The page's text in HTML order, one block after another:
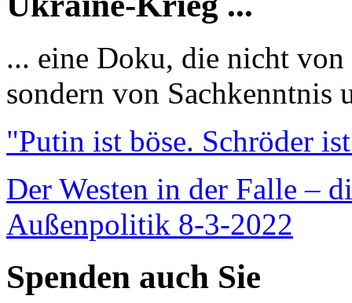
... eine Doku, die nicht
sondern von Sachkenntnis
"Putin ist böse. Schröder
Der Westen in der Falle –
Außenpolitik 8-3-2022
Spenden auch Sie